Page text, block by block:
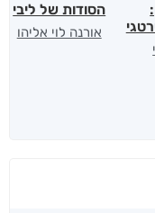
הסודות של ליבי
אורנה לוי אליהו